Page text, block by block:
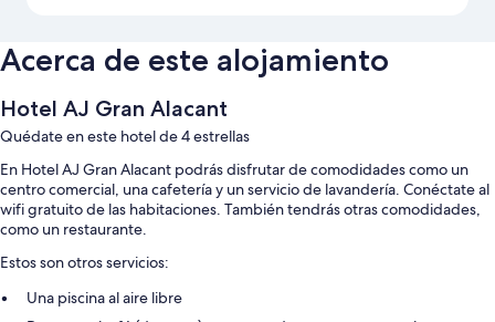
Acerca de este alojamiento
Hotel AJ Gran Alacant
Quédate en este hotel de 4 estrellas
En Hotel AJ Gran Alacant podrás disfrutar de comodidades como un
centro comercial, una cafetería y un servicio de lavandería. Conéctate al
wifi gratuito de las habitaciones. También tendrás otras comodidades,
como un restaurante.
Estos son otros servicios:
Una piscina al aire libre